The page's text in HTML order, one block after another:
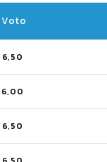
Voto
6,50
6,00
6,50